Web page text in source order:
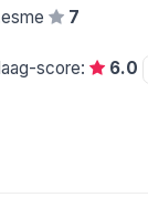
7
score: 6.0